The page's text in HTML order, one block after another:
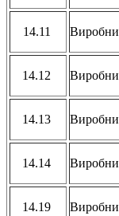
14.11
14.12
14.13
14.14
14.19